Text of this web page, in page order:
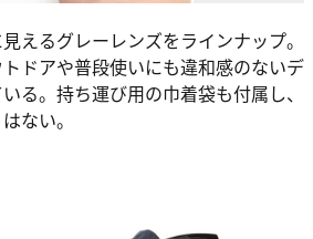
えるグレーレンズをラインナップ。
ドアや普段使いにも違和感のないデ
る。持ち運び用の巾着袋も付属し、
ない。